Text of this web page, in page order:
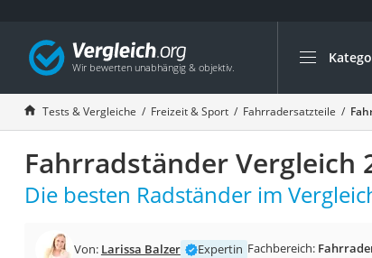
Die
Freizeit &
Trampolin
Eufab-
Trampolin
Tests & Vergleiche Freizeit & Sport Fahrradersatzteile
Fahrradständer Vergleich
Die besten Radständer im
Von: Larissa Balzer Expertin Fachbereich: